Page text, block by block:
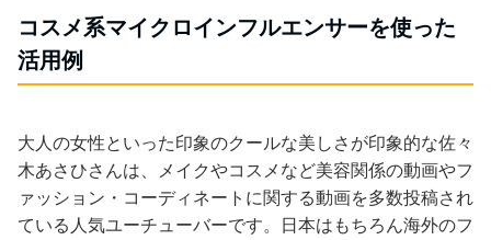
コスメ系マイクロインフルエンサーを使った
活用例
大人の女性といった印象のクールな美しさが印象的な佐々
木あさひさんは、メイクやコスメなど美容関係の動画やフ
ァッション・コーディネートに関する動画を多数投稿され
ている人気ユーチューバーです。日本はもちろん海外のフ